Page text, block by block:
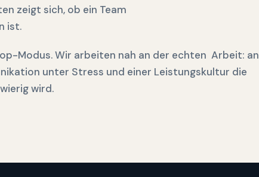
zeigt sich, ob ein Team
ist.
Modus. Wir arbeiten nah an der echten Arbeit: an
unter Stress und einer Leistungskultur die
wird.